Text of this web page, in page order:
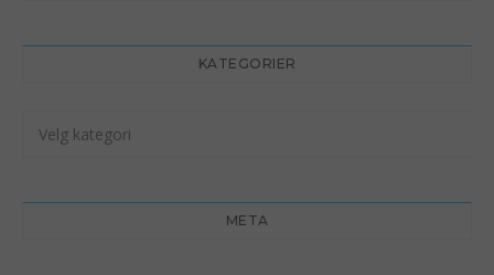
KATEGORIER
Kategorier
META